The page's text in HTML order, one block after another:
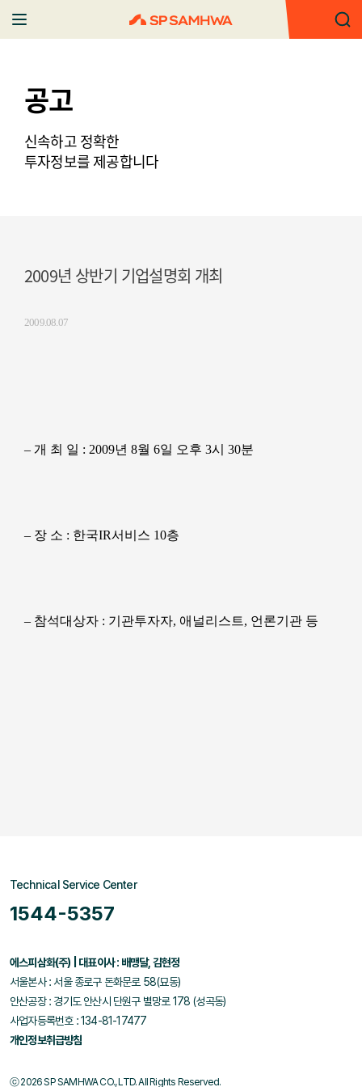
공고
신속하고 정확한
투자정보를 제공합니다
2009년 상반기 기업설명회 개최
2009.08.07
– 개 최 일 : 2009년 8월 6일 오후 3시 30분
– 장 소 : 한국IR서비스 10층
– 참석대상자 : 기관투자자, 애널리스트, 언론기관 등
Technical Service Center
1544-5357
에스피삼화(주) | 대표이사 : 배맹달, 김현정
서울본사 : 서울 종로구 돈화문로 58(묘동)
안산공장 : 경기도 안산시 단원구 별망로 178 (성곡동)
사업자등록번호 : 134-81-17477
개인정보취급방침
ⓒ 2026 SP SAMHWA CO., LTD. All Rights Reserved.